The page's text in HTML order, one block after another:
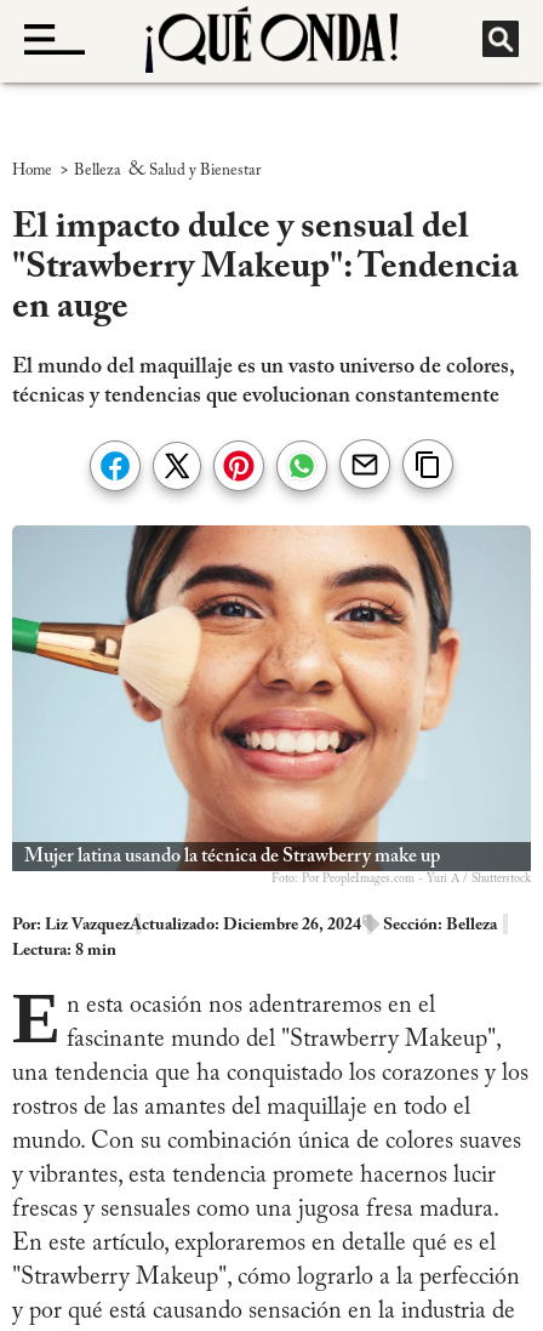
Home > Belleza & Salud y Bienestar
El impacto dulce y sensual del
"Strawberry Makeup": Tendencia
en auge
El mundo del maquillaje es un vasto universo de colores,
técnicas y tendencias que evolucionan constantemente
Mujer latina usando la técnica de Strawberry make up
Foto: Por PeopleImages.com - Yuri A / Shutterstock
Por: Liz VazquezActualizado: Diciembre 26, 2024 Sección: Belleza
Lectura: 8 min
E n esta ocasión nos adentraremos en el
fascinante mundo del "Strawberry Makeup",
una tendencia que ha conquistado los corazones y los
rostros de las amantes del maquillaje en todo el
mundo. Con su combinación única de colores suaves
y vibrantes, esta tendencia promete hacernos lucir
frescas y sensuales como una jugosa fresa madura.
En este artículo, exploraremos en detalle qué es el
"Strawberry Makeup", cómo lograrlo a la perfección
y por qué está causando sensación en la industria de